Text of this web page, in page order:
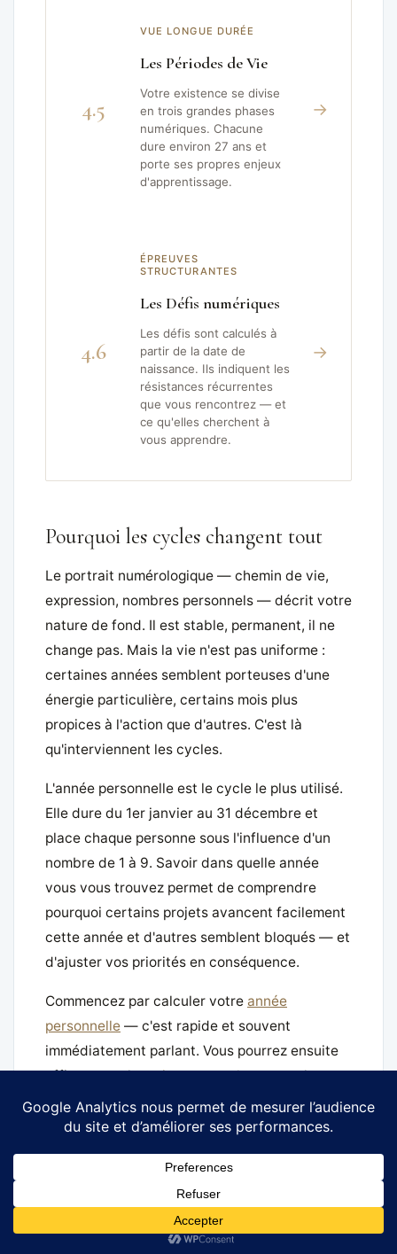
4.5
VUE LONGUE DURÉE
Les Périodes de Vie
Votre existence se divise
en trois grandes phases
numériques. Chacune
dure environ 27 ans et
porte ses propres enjeux
d'apprentissage.
→
4.6
ÉPREUVES
STRUCTURANTES
Les Défis numériques
Les défis sont calculés à
partir de la date de
naissance. Ils indiquent les
résistances récurrentes
que vous rencontrez — et
ce qu'elles cherchent à
vous apprendre.
→
Pourquoi les cycles changent tout
Le portrait numérologique — chemin de vie,
expression, nombres personnels — décrit votre
nature de fond. Il est stable, permanent, il ne
change pas. Mais la vie n'est pas uniforme :
certaines années semblent porteuses d'une
énergie particulière, certains mois plus
propices à l'action que d'autres. C'est là
qu'interviennent les cycles.
L'année personnelle est le cycle le plus utilisé.
Elle dure du 1er janvier au 31 décembre et
place chaque personne sous l'influence d'un
nombre de 1 à 9. Savoir dans quelle année
vous vous trouvez permet de comprendre
pourquoi certains projets avancent facilement
cette année et d'autres semblent bloqués — et
d'ajuster vos priorités en conséquence.
Commencez par calculer votre année
personnelle — c'est rapide et souvent
immédiatement parlant. Vous pourrez ensuite
affiner avec lemois personnelpour une lecture
encore plus précise.
© 2026 Astrologie Flash. Tous droits reserves.
Politique de confidentialite
cookies